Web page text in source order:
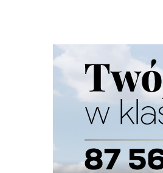
Ogłoszenia /
Szukana fraza w ogłoszeniach
Sprzedam Ploter HP
Sprzedam Ploter HP